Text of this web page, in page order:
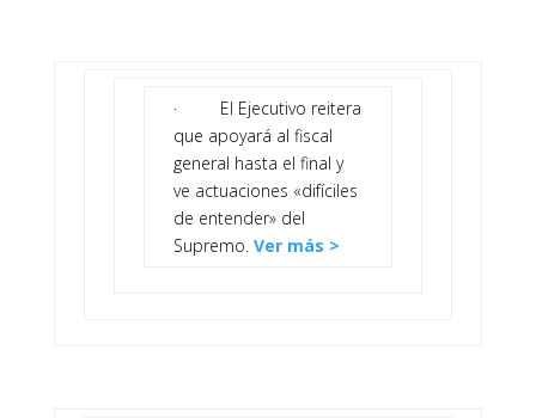
· El Ejecutivo reitera
que apoyará al fiscal
general hasta el final y
ve actuaciones «difíciles
de entender» del
Supremo. Ver más >